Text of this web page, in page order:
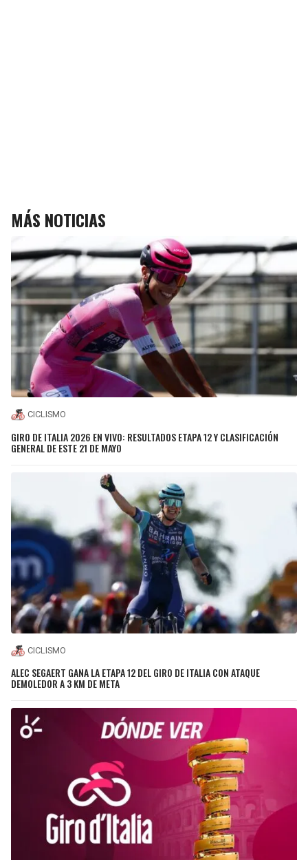
MÁS NOTICIAS
CICLISMO
GIRO DE ITALIA 2026 EN VIVO: RESULTADOS ETAPA 12 Y CLASIFICACIÓN
GENERAL DE ESTE 21 DE MAYO
CICLISMO
ALEC SEGAERT GANA LA ETAPA 12 DEL GIRO DE ITALIA CON ATAQUE
DEMOLEDOR A 3 KM DE META